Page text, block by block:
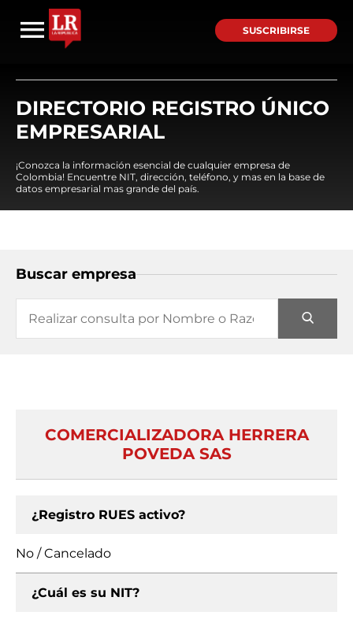
SUSCRIBIRSE
DIRECTORIO REGISTRO ÚNICO
EMPRESARIAL
¡Conozca la información esencial de cualquier empresa de
Colombia! Encuentre NIT, dirección, teléfono, y mas en la base de
datos empresarial mas grande del país.
Buscar empresa
COMERCIALIZADORA HERRERA
POVEDA SAS
¿Registro RUES activo?
No / Cancelado
¿Cuál es su NIT?